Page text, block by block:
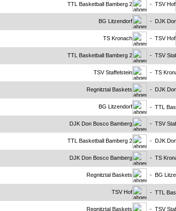
TTL Basketball Bamberg 2 - TSV Hof
BG Litzendorf - DJK
TS Kronach - TSV Hof
TTL Basketball Bamberg 2 - TSV
TSV Staffelstein - TS
Regnitztal Baskets - DJK
BG Litzendorf - TTL
DJK Don Bosco Bamberg - TSV
TTL Basketball Bamberg 2 - DJK
DJK Don Bosco Bamberg - TS
Regnitztal Baskets - BG
TSV Hof - TTL
Regnitztal Baskets - TSV